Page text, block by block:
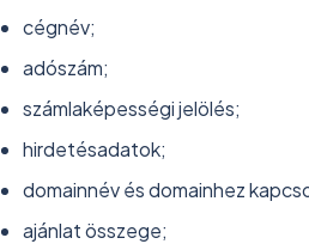
cégnév;
adószám;
számlaképességi jelölés;
hirdetésadatok;
domainnév és domainhez
ajánlat összege;